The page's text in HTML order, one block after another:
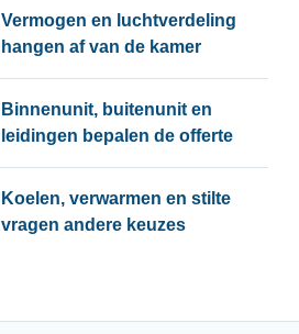
Vermogen en luchtverdeling
hangen af van de kamer
Binnenunit, buitenunit en
leidingen bepalen de offerte
Koelen, verwarmen en stilte
vragen andere keuzes